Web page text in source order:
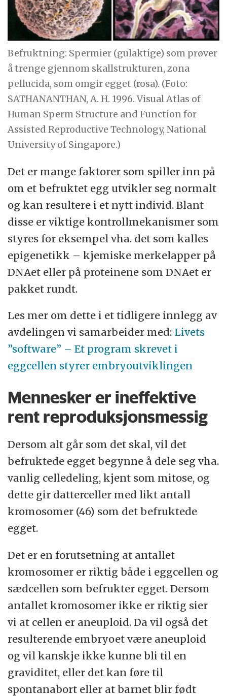
Befruktning: Spermier (gulaktige) som prøver
å trenge gjennom skallstrukturen, zona
pellucida, som omgir egget (rosa). (Foto:
SATHANANTHAN, A. H. 1996. Visual Atlas of
Human Sperm Structure and Function for
Assisted Reproductive Technology, National
University of Singapore.)
Det er mange faktorer som spiller inn på
om et befruktet egg utvikler seg normalt
og kan resultere i et nytt individ. Blant
disse er viktige kontrollmekanismer som
styres for eksempel vha. det som kalles
epigenetikk – kjemiske merkelapper på
DNAet eller på proteinene som DNAet er
pakket rundt.
Les mer om dette i et tidligere innlegg av
avdelingen vi samarbeider med: Livets
”software” – Et program skrevet i
eggcellen styrer embryoutviklingen
Mennesker er ineffektive
rent reproduksjonsmessig
Dersom alt går som det skal, vil det
befruktede egget begynne å dele seg vha.
vanlig celledeling, kjent som mitose, og
dette gir datterceller med likt antall
kromosomer (46) som det befruktede
egget.
Det er en forutsetning at antallet
kromosomer er riktig både i eggcellen og
sædcellen som befrukter egget. Dersom
antallet kromosomer ikke er riktig sier
vi at cellen er aneuploid. Da vil også det
resulterende embryoet være aneuploid
og vil kanskje ikke kunne bli til en
graviditet, eller det kan føre til
spontanabort eller at barnet blir født